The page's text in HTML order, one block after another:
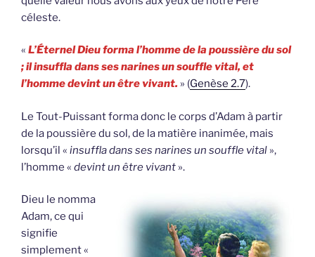
céleste.
« L’Éternel Dieu forma l’homme de la poussière du sol
; il insuffla dans ses narines un souffle vital, et
l’homme devint un être vivant. » (Genèse 2.7).
Le Tout-Puissant forma donc le corps d’Adam à partir
de la poussière du sol, de la matière inanimée, mais
lorsqu’il « insuffla dans ses narines un souffle vital »,
l’homme « devint un être vivant ».
Dieu le nomma
Adam, ce qui
signifie
simplement «